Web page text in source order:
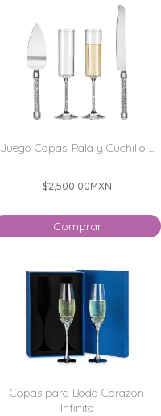
Juego Copas, Pala y Cuchillo ...
$2,500.00MXN
Comprar
Copas para Boda Corazón
Infinito